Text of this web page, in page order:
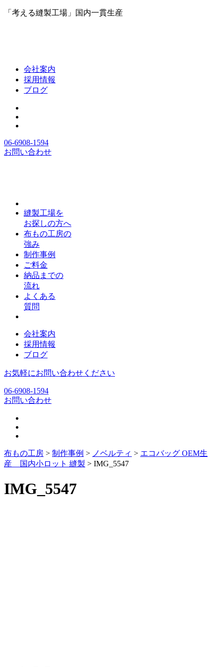
「考える縫製工場」国内一貫生産
会社案内
採用情報
ブログ
06-6908-1594
お問い合わせ
縫製工場を
お探しの方へ
布もの工房の
強み
制作事例
ご料金
納品までの
流れ
よくある
質問
会社案内
採用情報
ブログ
お気軽にお問い合わせください
06-6908-1594
お問い合わせ
布もの工房 > 制作事例 > ノベルティ > エコバッグ OEM生
産 国内小ロット 縫製 > IMG_5547
IMG_5547